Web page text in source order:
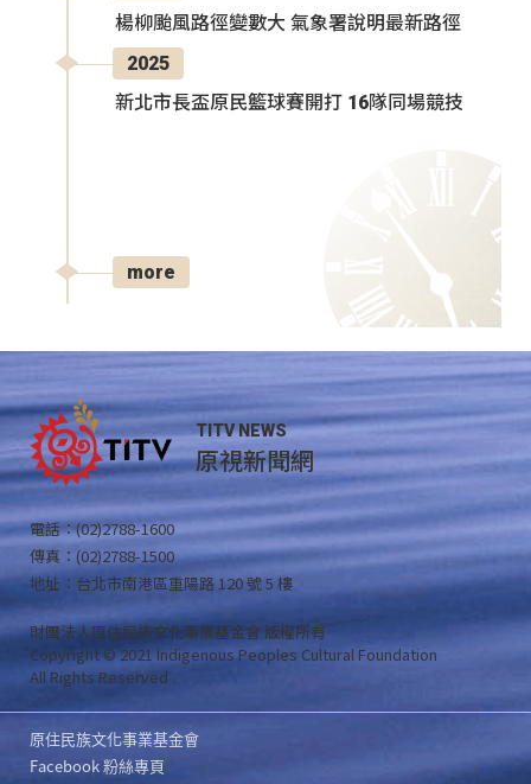
楊柳颱風路徑變數大 氣象署說明最新路徑
2025
新北市長盃原民籃球賽開打 16隊同場競技
more
TITV NEWS
原視新聞網
電話：(02)2788-1600
傳真：(02)2788-1500
地址：台北市南港區重陽路 120 號 5 樓
財團法人原住民族文化事業基金會 版權所有
Copyright © 2021 Indigenous Peoples Cultural Foundation
All Rights Reserved .
原住民族文化事業基金會
Facebook 粉絲專頁